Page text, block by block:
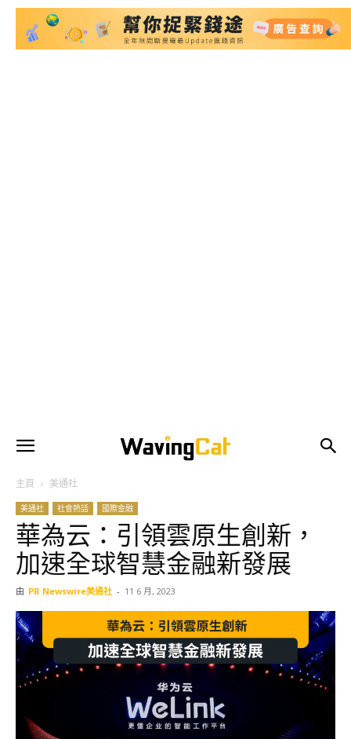
主頁 美通社
美通社 社會熱話 國際金融
華為云：引領雲原生創新，
加速全球智慧金融新發展
由 PR Newswire美通社 - 11 6 月, 2023